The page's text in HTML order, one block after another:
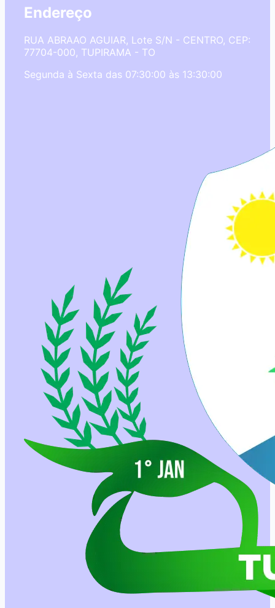
Endereço
RUA ABRAAO AGUIAR, Lote S/N - CENTRO, CEP:
77704-000, TUPIRAMA - TO
Segunda à Sexta das 07:30:00 às 13:30:00